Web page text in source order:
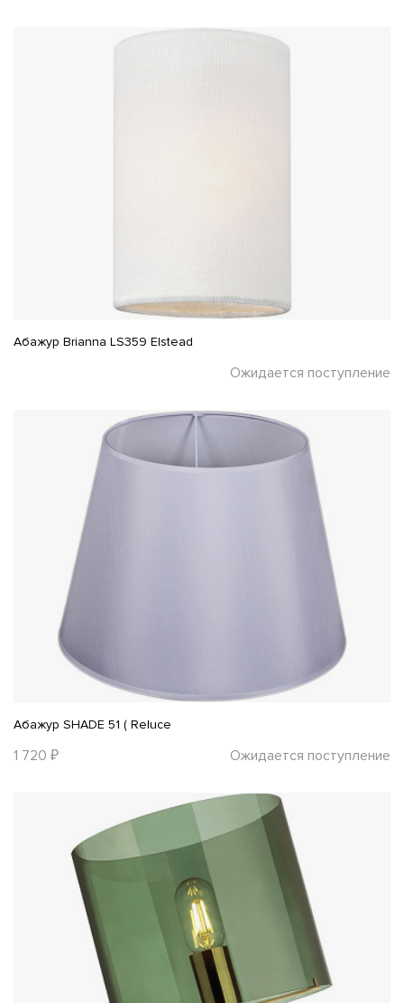
Абажур Brianna LS359 Elstead
Ожидается поступление
Абажур SHADE 51 ( Reluce
1 720 ₽ Ожидается поступление